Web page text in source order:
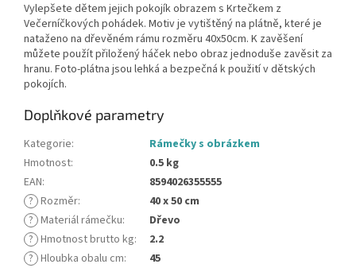
Vylepšete dětem jejich pokojík obrazem s Krtečkem z
Večerníčkových pohádek. Motiv je vytištěný na plátně, které je
nataženo na dřevěném rámu rozměru 40x50cm. K zavěšení
můžete použít přiložený háček nebo obraz jednoduše zavěsit za
hranu. Foto-plátna jsou lehká a bezpečná k použití v dětských
pokojích.
Doplňkové parametry
Kategorie:
Rámečky s obrázkem
Hmotnost:
0.5 kg
EAN:
8594026355555
? Rozměr:
40 x 50 cm
? Materiál rámečku:
Dřevo
? Hmotnost brutto kg:
2.2
? Hloubka obalu cm:
45